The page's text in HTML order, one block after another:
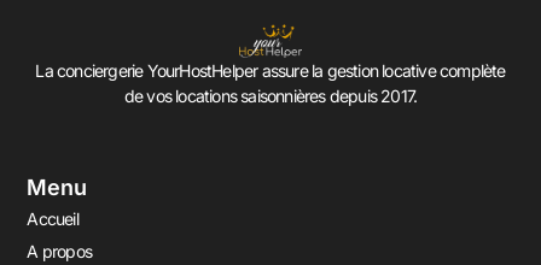
La conciergerie YourHostHelper assure la gestion locative complète
de vos locations saisonnières depuis 2017.
Menu
Accueil
A propos